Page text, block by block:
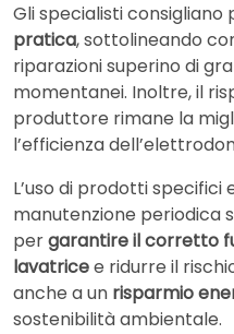
Gli specialisti
pratica, sottolineando
riparazioni superino di
momentanei. Inoltre, il
produttore rimane la
l’efficienza
L’uso di prodotti specifici
manutenzione periodica
pergarantire il corretto
lavatricee ridurre il
anche a un risparmio
sostenibilità ambientale.